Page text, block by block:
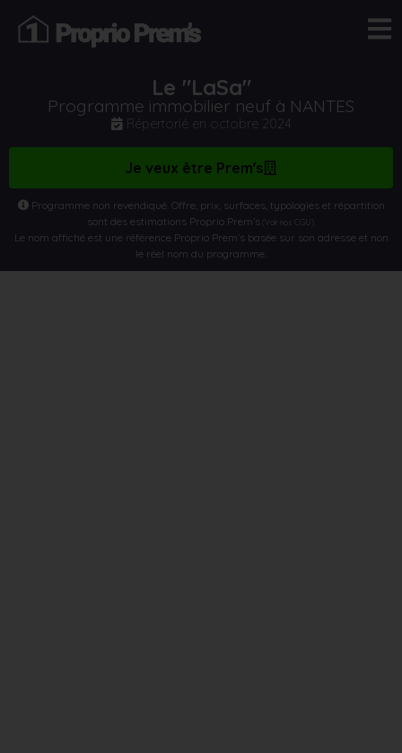
Le "LaSa"
Programme immobilier neuf à NANTES
Répertorié en octobre 2024
Je veux être Prem's
Programme non revendiqué. Offre, prix, surfaces, typologies et répartition
sont des estimations Proprio Prem’s(Voir nos CGU)
Le nom affiché est une référence Proprio Prem’s basée sur son adresse et non
le réel nom du programme.